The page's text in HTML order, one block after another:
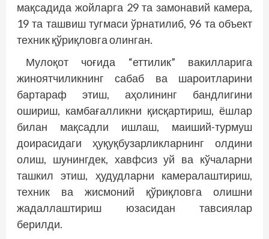
мақсадида жойларга 29 та замонавий камера,
19 та ташвиш тугмаси ўрнатилиб, 96 та объект
техник қўриқловга олинган.
Мулоқот чоғида “еттилик” вакилларига
жиноятчиликнинг сабаб ва шароитларини
бартараф этиш, аҳолининг бандлигини
ошириш, камбағалликни қисқартириш, ёшлар
билан мақсадли ишлаш, маиший-турмуш
доирасидаги ҳуқуқбузарликларнинг олдини
олиш, шунингдек, хавфсиз уй ва кўчаларни
ташкил этиш, ҳудудларни камералаштириш,
техник ва жисмоний қўриқловга олишни
жадаллаштириш юзасидан тавсиялар
берилди.